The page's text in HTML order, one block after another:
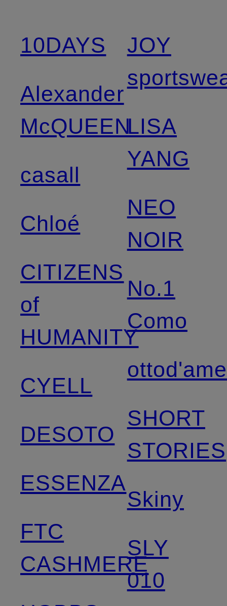
10DAYS
Alexander
McQUEEN
casall
Chloé
CITIZENS
of
HUMANITY
CYELL
DESOTO
ESSENZA
FTC
CASHMERE
JOY
LISA
YANG
NEO
NOIR
No.1
Como
ottod'ame
SHORT
STORIES
Skiny
SLY
010